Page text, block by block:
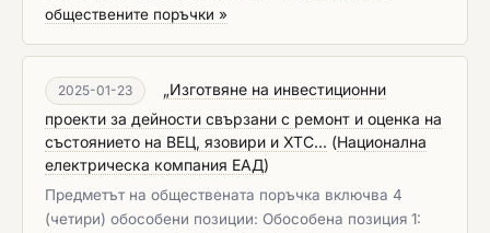
обществените поръчки »
2025-01-23
„Изготвяне на инвестиционни
проекти за дейности свързани с ремонт и оценка на
състоянието на ВЕЦ, язовири и ХТС... (Национална
електрическа компания ЕАД)
Предметът на обществената поръчка включва 4
(четири) обособени позиции: Обособена позиция 1: